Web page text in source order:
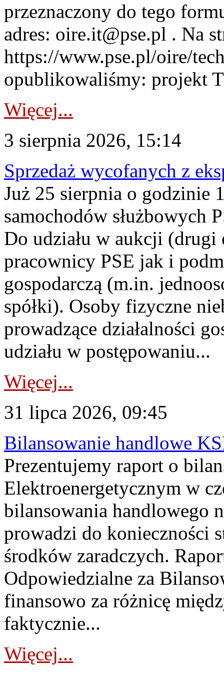
przeznaczony do tego
adres: oire.it@pse.pl . Na
https://www.pse.pl/oire/
opublikowaliśmy: projekt
Więcej...
3 sierpnia 2026, 15:14
Sprzedaż wycofanych z
Już 25 sierpnia o godzinie
samochodów służbowych
Do udziału w aukcji (drugi
pracownicy PSE jak i
gospodarczą (m.in.
spółki). Osoby fizyczne
prowadzące działalności
udziału w postępowaniu...
Więcej...
31 lipca 2026, 09:45
Bilansowanie handlowe
Prezentujemy raport o
Elektroenergetycznym w
bilansowania handlowego
prowadzi do konieczności
środków zaradczych.
Odpowiedzialne za
finansowo za różnicę
faktycznie...
Więcej...